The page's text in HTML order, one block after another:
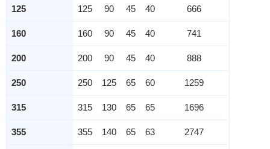
125 125 90 45 40 666
160 160 90 45 40 741
200 200 90 45 40 888
250 250 125 65 60 1259
315 315 130 65 65 1696
355 355 140 65 63 2747